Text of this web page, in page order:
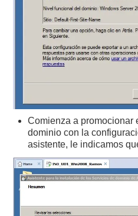
Comienza a promocionar
dominio con la
asistente, le indicamos